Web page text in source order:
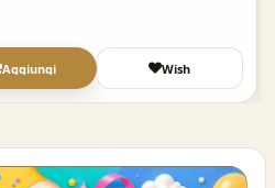
Aggiungi Wish